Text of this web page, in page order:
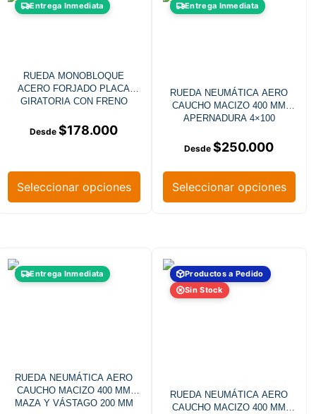
Entrega Inmediata
RUEDA MONOBLOQUE
ACERO FORJADO PLACA
GIRATORIA CON FRENO
$178.000
Seleccionar opciones
Entrega Inmediata
RUEDA NEUMÁTICA AERO
CAUCHO MACIZO 400 MM
APERNADURA 4×100
$250.000
Seleccionar opciones
Entrega Inmediata
RUEDA NEUMÁTICA AERO
CAUCHO MACIZO 400 MM
MAZA Y VÁSTAGO 200 MM
Productos a Pedido
Sin Stock
RUEDA NEUMÁTICA AERO
CAUCHO MACIZO 400 MM